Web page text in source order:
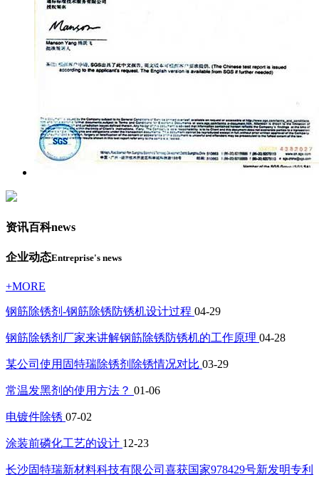
资讯百科news
企业动态Entreprise's news
+MORE
钢筋除锈剂-钢筋除锈防锈机设计过程 04-29
钢筋除锈剂厂家来讲解钢筋除锈防锈机的工作原理 04-28
某公司使用固特瑞除锈剂除锈情况对比 03-29
常温发黑剂的使用方法？ 01-06
电镀件除锈 07-02
涂装前磷化工艺的设计 12-23
长沙固特瑞新材料科技有限公司喜获国家978429号新发明专利